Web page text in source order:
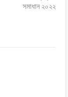
সমাধান ২০২২